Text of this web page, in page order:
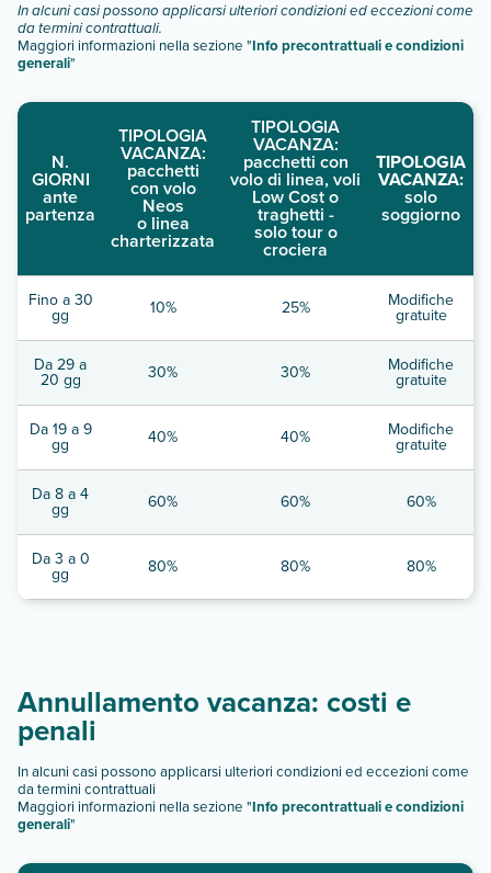
In alcuni casi possono applicarsi ulteriori condizioni ed eccezioni come
da termini contrattuali.
Maggiori informazioni nella sezione "Info precontrattuali e condizioni
generali"
N.
GIORNI
ante
partenza
TIPOLOGIA
VACANZA:
pacchetti
con volo
Neos
o linea
charterizzata
TIPOLOGIA
VACANZA:
pacchetti con
volo di linea, voli
Low Cost o
traghetti -
solo tour o
crociera
TIPOLOGIA
VACANZA:
solo
soggiorno
Fino a 30
gg 10% 25% Modifiche
gratuite
Da 29 a
20 gg 30% 30% Modifiche
gratuite
Da 19 a 9
gg 40% 40% Modifiche
gratuite
Da 8 a 4
gg 60% 60% 60%
Da 3 a 0
gg 80% 80% 80%
Annullamento vacanza: costi e
penali
In alcuni casi possono applicarsi ulteriori condizioni ed eccezioni come
da termini contrattuali
Maggiori informazioni nella sezione "Info precontrattuali e condizioni
generali"